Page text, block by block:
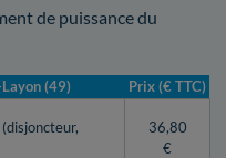
de puissance du
(49) Prix (€ TTC)
36,80
€